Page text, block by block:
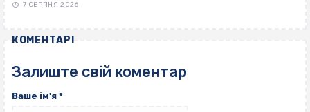
7 СЕРПНЯ 2026
КОМЕНТАРІ
Залиште свій коментар
Ваше ім'я *